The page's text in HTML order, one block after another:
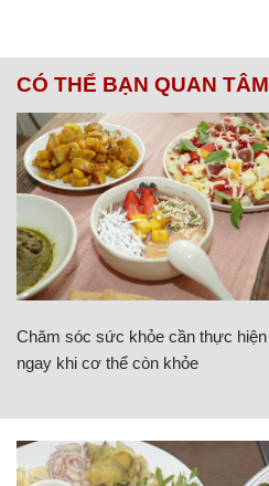
CÓ THỂ BẠN QUAN TÂM
Chăm sóc sức khỏe cần thực hiện
ngay khi cơ thể còn khỏe